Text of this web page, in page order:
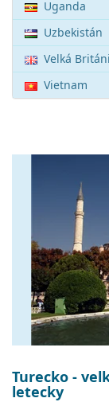
Uganda
Uzbekistán
Velká
Vietnam
Turecko -
letecky